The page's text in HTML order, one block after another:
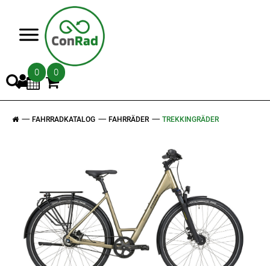
0 0
FAHRRADKATALOG FAHRRÄDER TREKKINGRÄDER